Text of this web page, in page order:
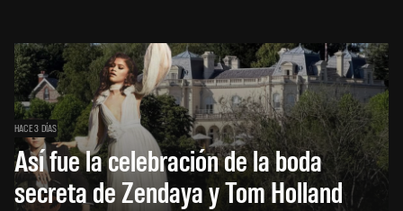
HACE 3 DÍAS
Así fue la celebración de la boda
secreta de Zendaya y Tom Holland